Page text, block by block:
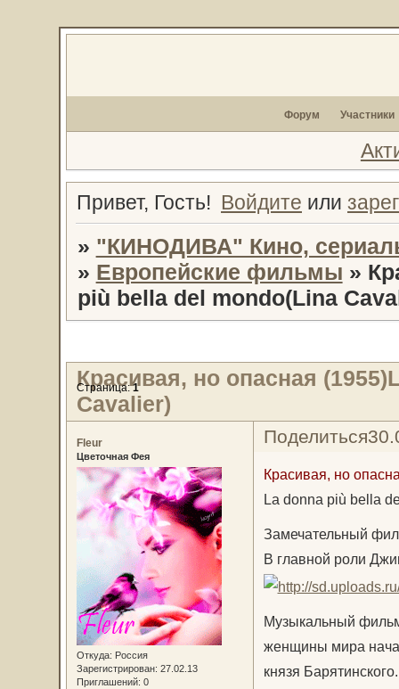
Форум Участники
Привет, Гость! Войдите или
» "КИНОДИВА" Кино,
» Европейские фильмы »
più bella del mondo(Lina
Красивая, но опасная
Cavalier)
Страница:1
Поделиться
Fleur
Цветочная Фея
Откуда: Россия
Зарегистрирован: 27.02.13
Приглашений: 0
Красивая, но
La donna più bella
Замечательный
В главной роли
Музыкальный
женщины мира
князя Барятинского.